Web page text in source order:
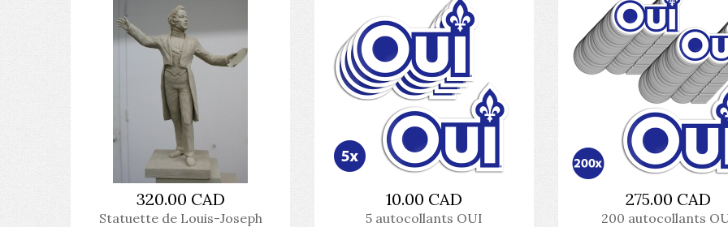
320.00 CAD
Statuette de Louis-Joseph
10.00 CAD
5 autocollants OUI
275.00 CAD
200 autocollants